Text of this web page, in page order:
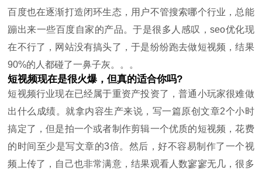
百度也在逐渐打造闭环生态，用户不管搜索哪个行业，总能
蹦出来一些百度自家的产品。于是很多人感叹，seo优化现
在不行了，网站没有搞头了，于是纷纷跑去做短视频，结果
90%的人都碰了一鼻子灰。。。
短视频现在是很火爆，但真的适合你吗?
短视频行业现在已经属于重资产投资了，普通小玩家很难做
出什么成绩。就拿内容生产来说，写一篇原创文章2个小时
搞定了，但是拍一个或者制作剪辑一个优质的短视频，花费
的时间至少是写文章的3倍。然后，好不容易制作了一个视
频上传了，自己也非常满意，结果观看人数寥寥无几，很多